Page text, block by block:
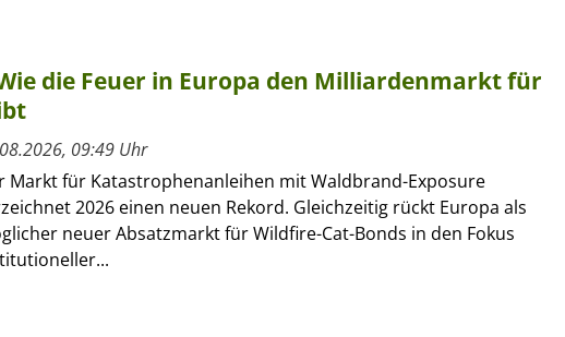
die Feuer in Europa den Milliardenmarkt für
09:49 Uhr
Markt für Katastrophenanleihen mit Waldbrand-Exposure
2026 einen neuen Rekord. Gleichzeitig rückt Europa als
neuer Absatzmarkt für Wildfire-Cat-Bonds in den Fokus